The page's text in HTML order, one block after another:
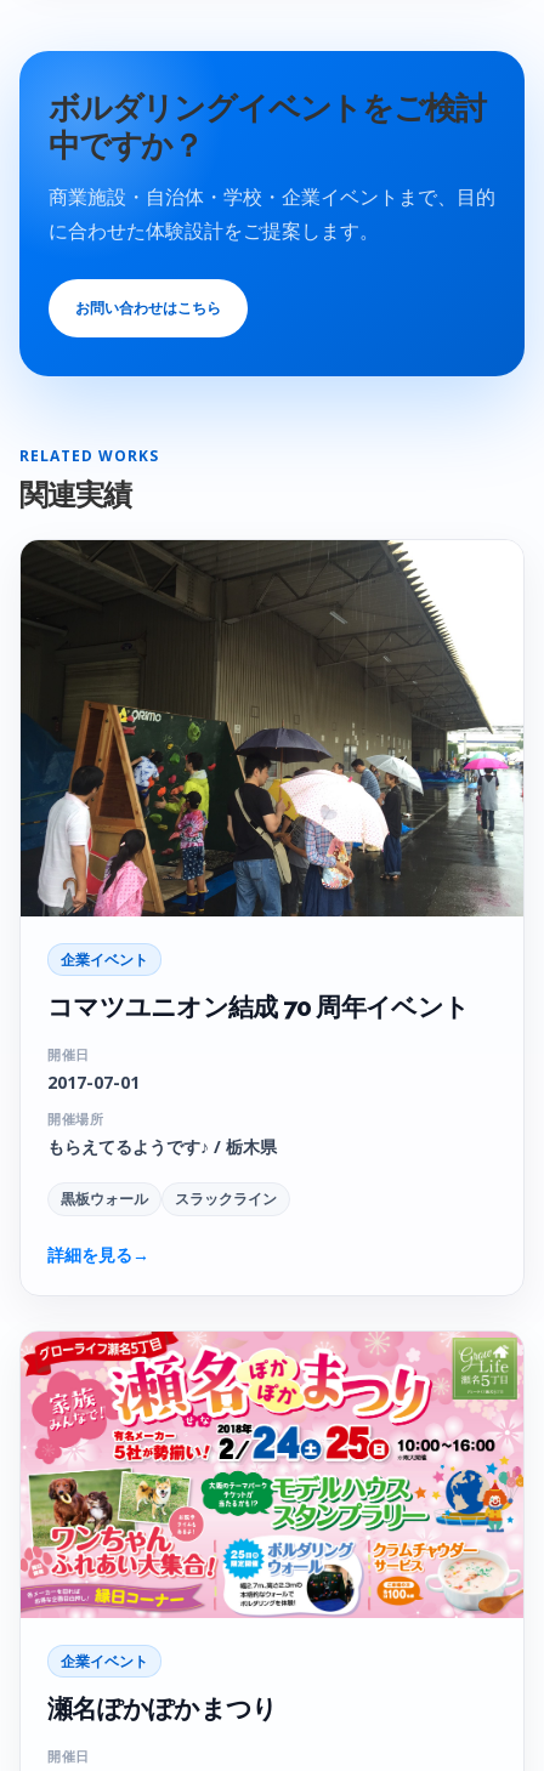
ボルダリングイベントをご検討
中ですか？
商業施設・自治体・学校・企業イベントまで、目的
に合わせた体験設計をご提案します。
お問い合わせはこちら
RELATED WORKS
関連実績
企業イベント
コマツユニオン結成 70 周年イベント
開催日
2017-07-01
開催場所
もらえてるようです♪ / 栃木県
黒板ウォール スラックライン
詳細を見る→
企業イベント
瀬名ぽかぽかまつり
開催日